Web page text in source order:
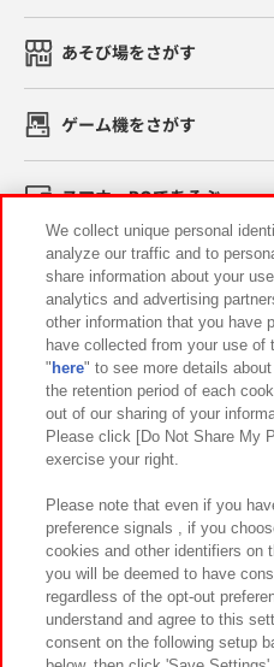
あそび場をさがす
ゲーム機をさがす
スマホ・PCであそぶ
イベント・キャンペーン
関連会社 サステナビ
プライバシーポリシー ウェブ
お取引先さまとともに
カスタマーハラスメント対応方針
We collect unique personal
analyze our traffic and to
share information about your
analytics and advertising
other information that you have
have collected from your use
" here" to see more details
the retention period of each
out of our sharing of your
Please click [Do Not Share My
exercise your right.
Please note that even if you
preference signals , if you
cookies and other identifiers on
you will be deemed to have
regardless of the opt-out
understand and agree to this
consent on the following setup